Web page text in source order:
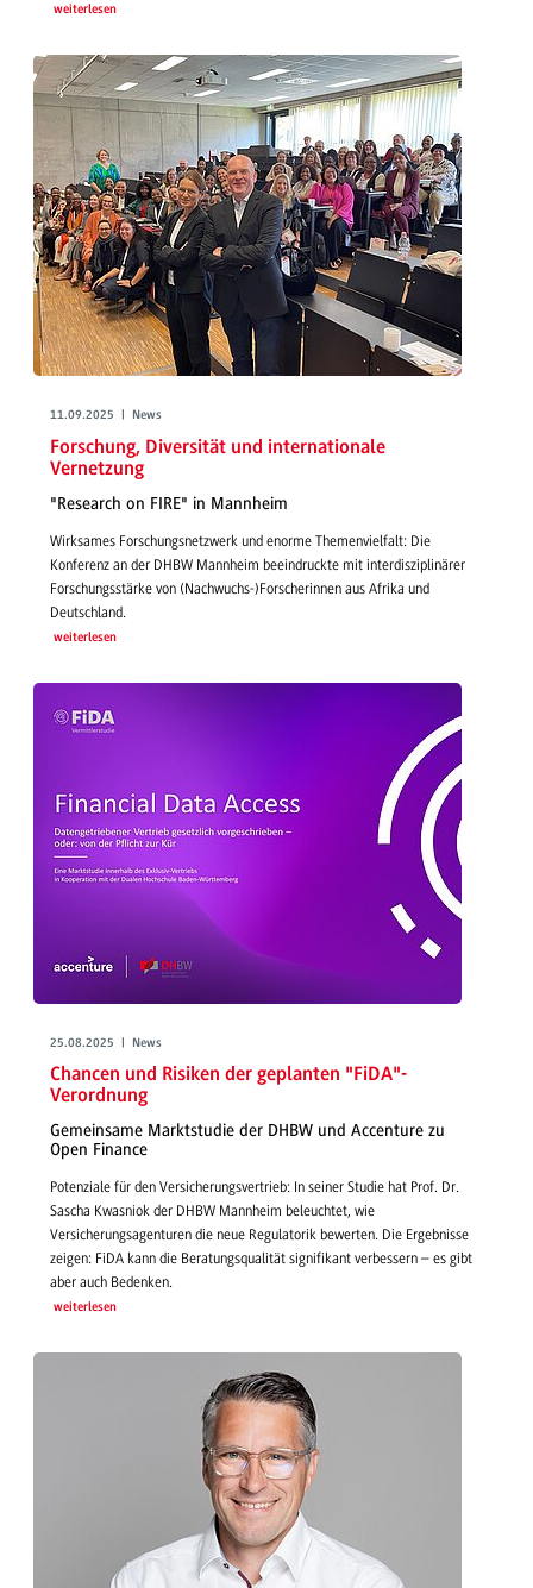
weiterlesen
11.09.2025 | News
Forschung, Diversität und internationale
Vernetzung
"Research on FIRE" in Mannheim
Wirksames Forschungsnetzwerk und enorme Themenvielfalt: Die
Konferenz an der DHBW Mannheim beeindruckte mit interdisziplinärer
Forschungsstärke von (Nachwuchs-)Forscherinnen aus Afrika und
Deutschland.
weiterlesen
25.08.2025 | News
Chancen und Risiken der geplanten "FiDA"-
Verordnung
Gemeinsame Marktstudie der DHBW und Accenture zu
Open Finance
Potenziale für den Versicherungsvertrieb: In seiner Studie hat Prof. Dr.
Sascha Kwasniok der DHBW Mannheim beleuchtet, wie
Versicherungsagenturen die neue Regulatorik bewerten. Die Ergebnisse
zeigen: FiDA kann die Beratungsqualität signifikant verbessern – es gibt
aber auch Bedenken.
weiterlesen